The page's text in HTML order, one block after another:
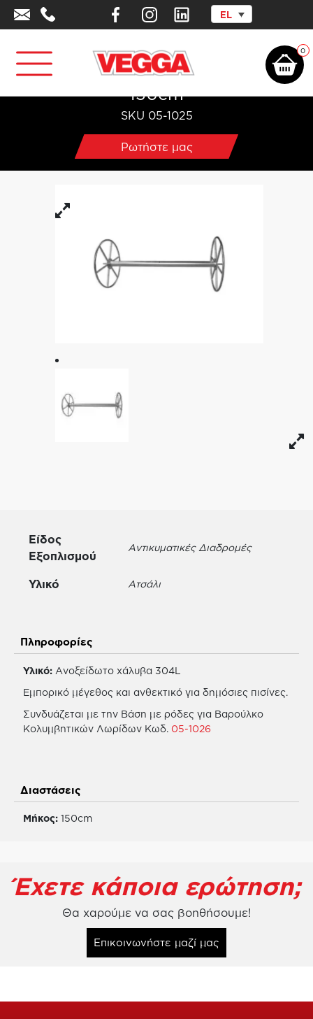
EL
0
Αρχική σελίδα Επαγγελματικός Αθλητικός Εξοπλισμός/Εξοπλισμός
Βαρούλκο Κολυμβητικών Λωρίδων
150cm
SKU 05-1025
Ρωτήστε μας
Είδος
Εξοπλισμού
Αντικυματικές Διαδρομές
Υλικό Ατσάλι
Πληροφορίες
Υλικό:Ανοξείδωτο χάλυβα 304L
Εμπορικό μέγεθος και ανθεκτικό για δημόσιες πισίνες.
Συνδυάζεται με την Βάση με ρόδες για Βαρούλκο
Κολυμβητικών Λωρίδων Κωδ. 05-1026
Διαστάσεις
Μήκος:150cm
Έχετε κάποια ερώτηση;
Θα χαρούμε να σας βοηθήσουμε!
Επικοινωνήστε μαζί μας